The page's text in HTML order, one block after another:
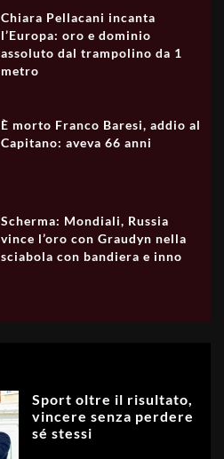
Chiara Pellacani incanta
l’Europa: oro e dominio
assoluto dal trampolino da 1
metro
È morto Franco Baresi, addio al
Capitano: aveva 66 anni
Scherma: Mondiali, Russia
vince l’oro con Graudyn nella
sciabola con bandiera e inno
Sport oltre il risultato,
vincere senza perdere
sé stessi